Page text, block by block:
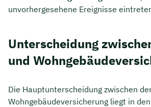
unvorhergesehene Ereignisse
Unterscheidung
und
Die Hauptunterscheidung zwischen
Wohngebäudeversicherung liegt in